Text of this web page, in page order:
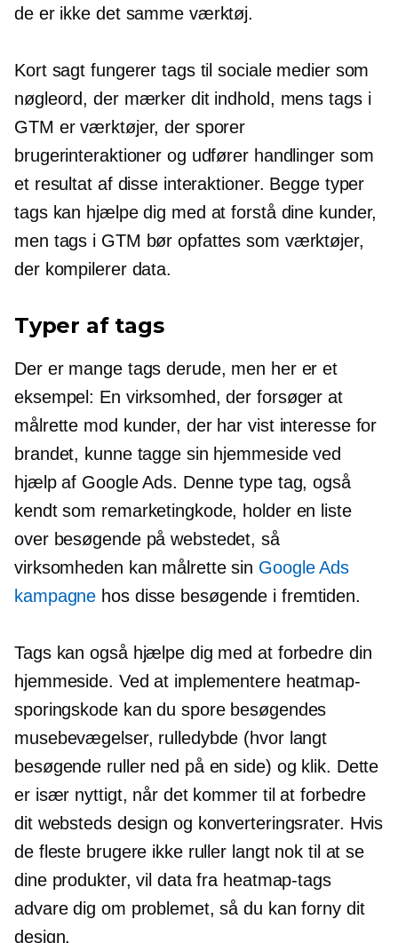
de er ikke det samme værktøj.
Kort sagt fungerer tags til sociale medier som
nøgleord, der mærker dit indhold, mens tags i
GTM er værktøjer, der sporer
brugerinteraktioner og udfører handlinger som
et resultat af disse interaktioner. Begge typer
tags kan hjælpe dig med at forstå dine kunder,
men tags i GTM bør opfattes som værktøjer,
der kompilerer data.
Typer af tags
Der er mange tags derude, men her er et
eksempel: En virksomhed, der forsøger at
målrette mod kunder, der har vist interesse for
brandet, kunne tagge sin hjemmeside ved
hjælp af Google Ads. Denne type tag, også
kendt som remarketingkode, holder en liste
over besøgende på webstedet, så
virksomheden kan målrette sin Google Ads
kampagne hos disse besøgende i fremtiden.
Tags kan også hjælpe dig med at forbedre din
hjemmeside. Ved at implementere heatmap-
sporingskode kan du spore besøgendes
musebevægelser, rulledybde (hvor langt
besøgende ruller ned på en side) og klik. Dette
er især nyttigt, når det kommer til at forbedre
dit websteds design og konverteringsrater. Hvis
de fleste brugere ikke ruller langt nok til at se
dine produkter, vil data fra heatmap-tags
advare dig om problemet, så du kan forny dit
design.